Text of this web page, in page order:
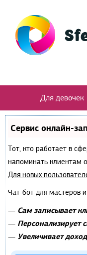
Для девочек
Сервис онлайн-
Тот, кто работает в
напоминать клиентам
Для новых
Чат-бот для мастеров
— Сам записывает
— Персонализирует
— Увеличивает